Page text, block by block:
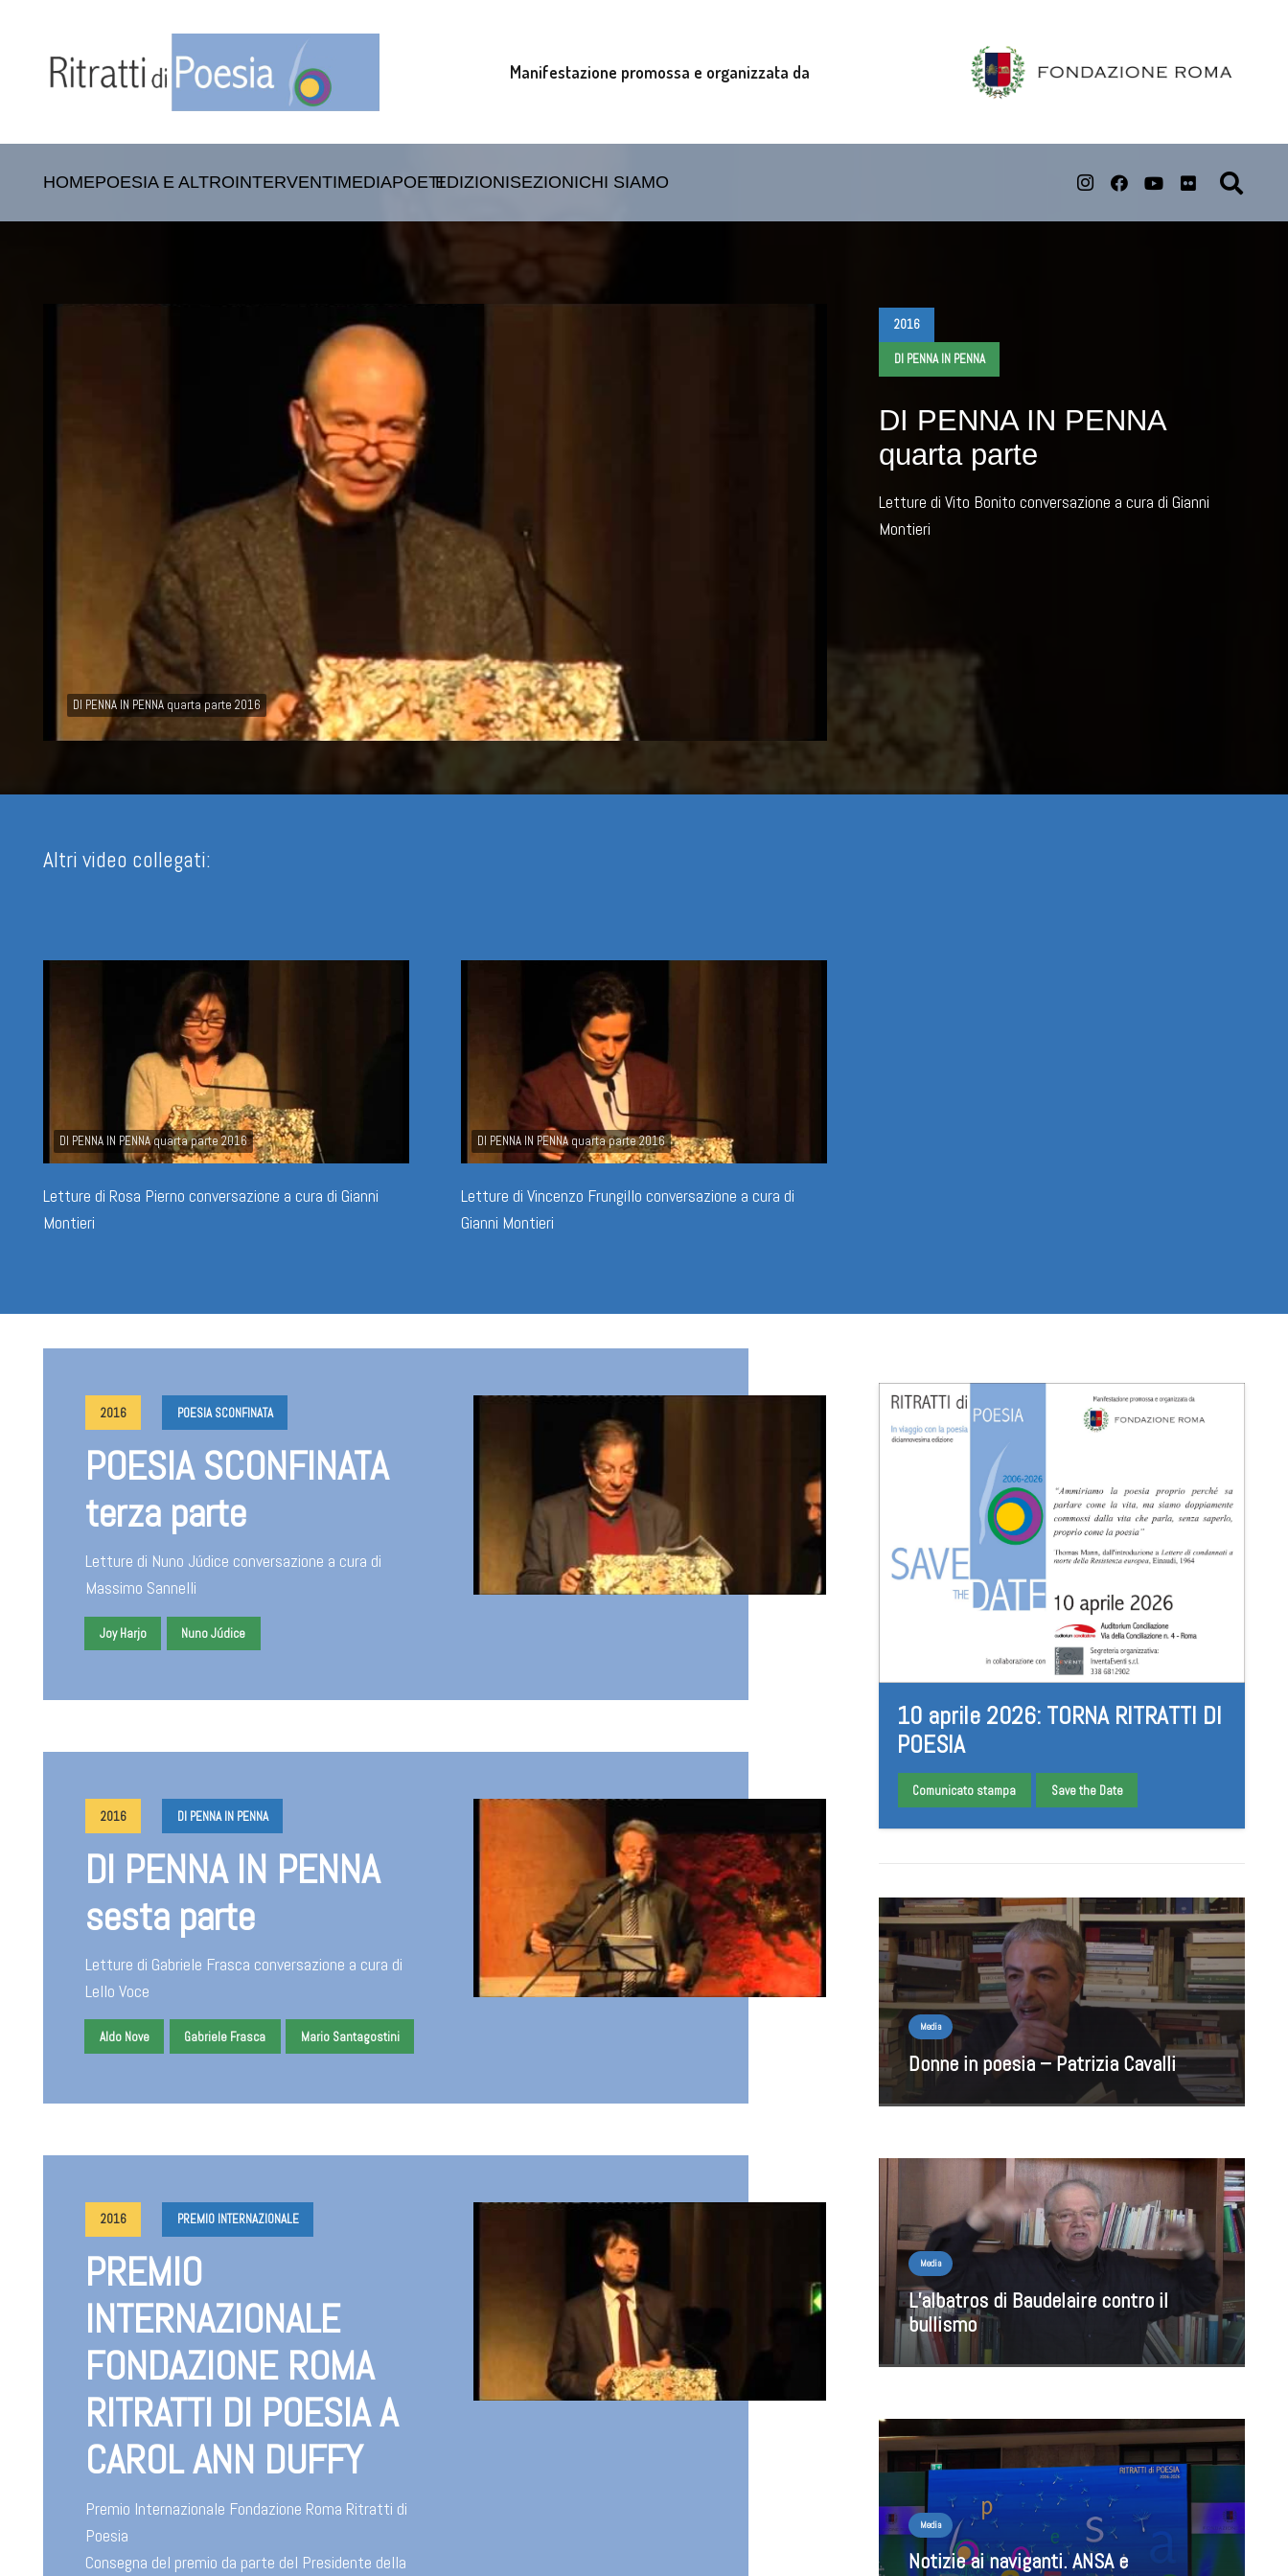
Manifestazione promossa e organizzata da
HOMEPOESIA E ALTROINTERVENTIMEDIAPOETIEDIZIONISEZIONICHI SIAMO
DI PENNA IN PENNA quarta parte 2016
2016
DI PENNA IN PENNA
DI PENNA IN PENNA
quarta parte
Letture di Vito Bonito conversazione a cura di Gianni
Montieri
Altri video collegati:
DI PENNA IN PENNA quarta parte 2016
Letture di Rosa Pierno conversazione a cura di Gianni
Montieri
DI PENNA IN PENNA quarta parte 2016
Letture di Vincenzo Frungillo conversazione a cura di
Gianni Montieri
2016 POESIA SCONFINATA
POESIA SCONFINATA
terza parte
Letture di Nuno Júdice conversazione a cura di
Massimo Sannelli
Joy Harjo Nuno Júdice
2016 DI PENNA IN PENNA
DI PENNA IN PENNA
sesta parte
Letture di Gabriele Frasca conversazione a cura di
Lello Voce
Aldo Nove Gabriele Frasca Mario Santagostini
2016 PREMIO INTERNAZIONALE
PREMIO
INTERNAZIONALE
FONDAZIONE ROMA
RITRATTI DI POESIA A
CAROL ANN DUFFY
Premio Internazionale Fondazione Roma Ritratti di
Poesia
Consegna del premio da parte del Presidente della
10 aprile 2026: TORNA RITRATTI DI
POESIA
Comunicato stampa Save the Date
Media
Donne in poesia – Patrizia Cavalli
Media
L’albatros di Baudelaire contro il
bullismo
Media
Notizie ai naviganti. ANSA e